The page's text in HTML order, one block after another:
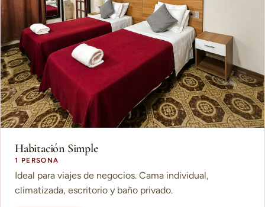
Habitación Simple
1 PERSONA
Ideal para viajes de negocios. Cama individual,
climatizada, escritorio y baño privado.